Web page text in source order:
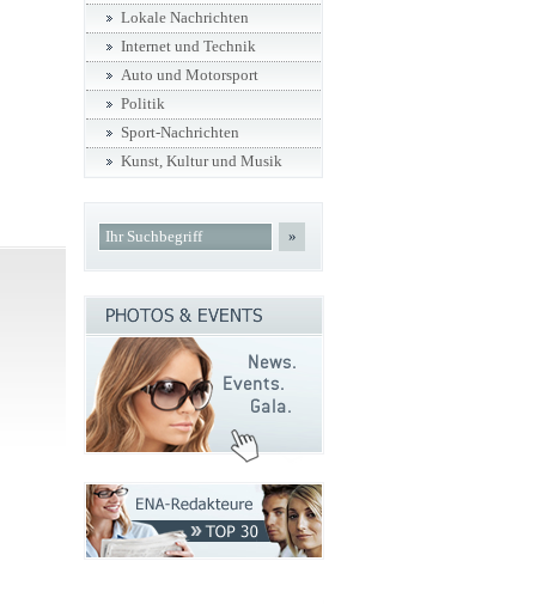
Lokale Nachrichten
Internet und Technik
Auto und Motorsport
Politik
Sport-Nachrichten
Kunst, Kultur und Musik
»